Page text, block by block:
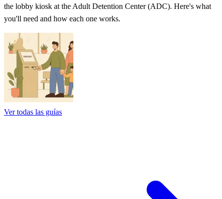
the lobby kiosk at the Adult Detention Center (ADC). Here's what
you'll need and how each one works.
Ver todas las guías